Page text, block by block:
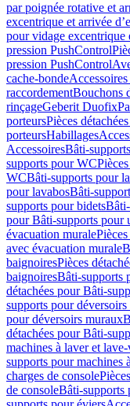
par poignée rotative et
excentrique et arrivée
pour vidage excentrique
pression PushControl
pression PushControl
cache-bonde
raccordementBouchons
rinçageGeberit Duofix
porteursPièces
porteursHabillages
AccessoiresBâti-supports
supports pour WC
WCBâti-supports pour
pour lavabosBâti-
supports pour bidets
pour Bâti-supports pour
évacuation murale
avec évacuation murale
baignoiresPièces
baignoiresBâti-supports
détachées pour Bâti-
supports pour
pour déversoirs muraux
détachées pour Bâti-
machines à laver et
supports pour machines
charges de console
de consoleBâti-supports